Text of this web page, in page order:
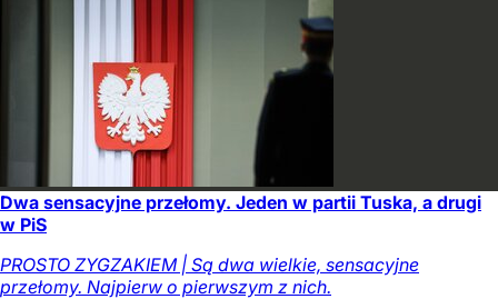
Dwa sensacyjne przełomy. Jeden w partii Tuska, a drugi
w PiS
PROSTO ZYGZAKIEM | Są dwa wielkie, sensacyjne
przełomy. Najpierw o pierwszym z nich.